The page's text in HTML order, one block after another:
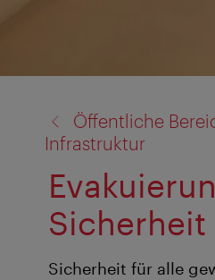
Öffentliche
Infrastruktur
Sicherheit
Sicherheit für alle